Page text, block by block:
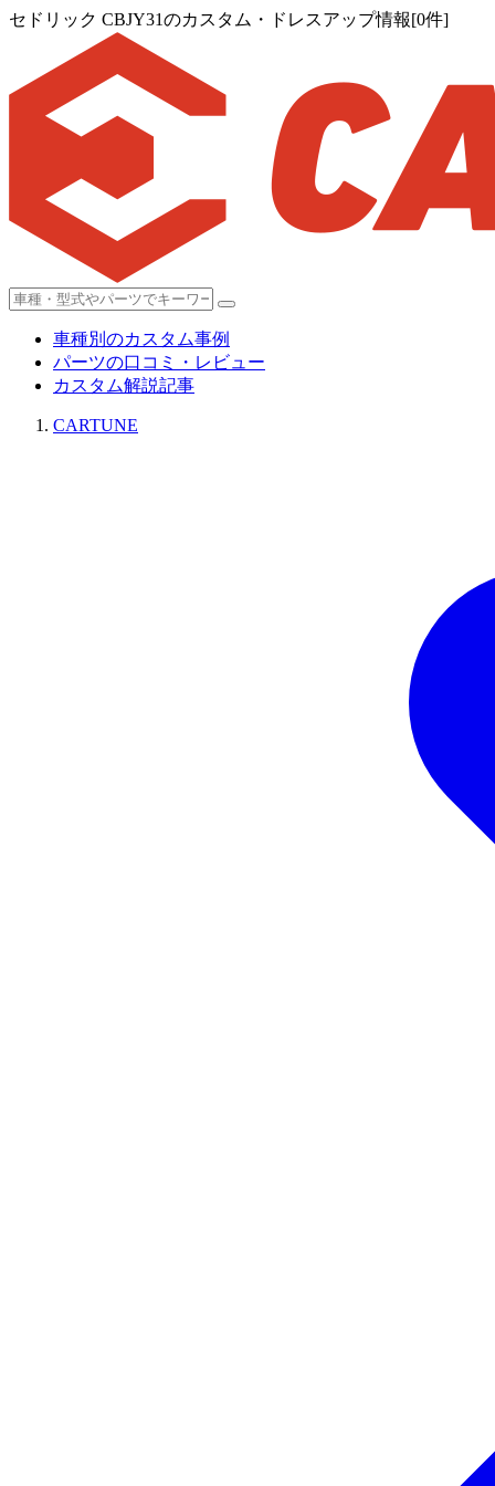
セドリック CBJY31のカスタム・ドレスアップ情報[0件]
車種別のカスタム事例
パーツの口コミ・レビュー
カスタム解説記事
CARTUNE